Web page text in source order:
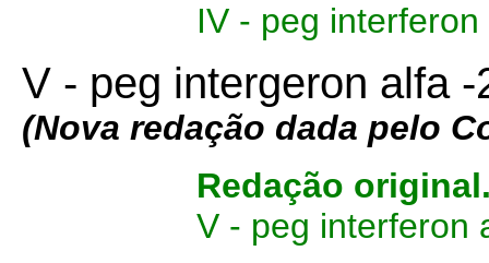
IV - peg
V - peg intergeron alfa
(Nova redação dada pelo
Redação
V - peg interferon